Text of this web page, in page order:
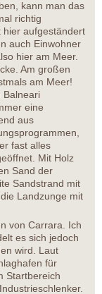
kann man das
richtig
hier aufgeständert
auch Einwohner
hier am Meer.
Am großen
am Meer!
Balneari
eine
aus
fast alles
Mit Holz
Sand der
Sandstrand mit
Landzunge mit
von Carrara. Ich
es sich jedoch
wird. Laut
für
Startbereich